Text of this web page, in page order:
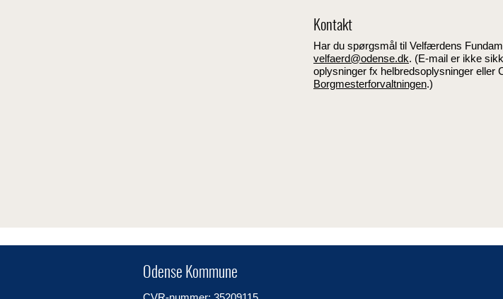
Kontakt
Har du spørgsmål til Velfærdens
velfaerd@odense.dk. (E-mail er ikke
oplysninger fx helbredsoplysninger eller
Borgmesterforvaltningen.)
Odense Kommune